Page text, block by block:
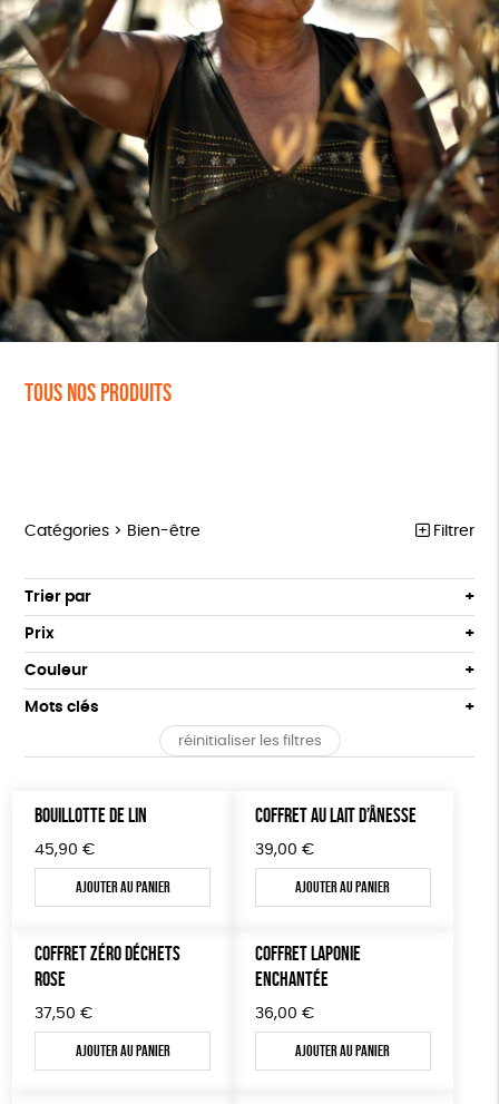
Tous nos produits
Catégories > Bien-être Filtrer
ÉQUITABLE
ÉPICERIE
MAISON
ACCESSOIRES
BIEN-ÊTRE
TOUT
Trier par
Par défaut
Popularité
Prix : du - cher au + cher
Prix : du + cher au - cher
Prix
Tous
0 € - 50 €
Couleur
Blanc Pur
vert
vert amande violet
Mots clés
Fabriqué en Espagne
Fabrication artisanale
réinitialiser les filtres
BOUILLOTTE DE LIN
45,90 €
Ajouter au panier
COFFRET AU LAIT D’ÂNESSE
39,00 €
Ajouter au panier
COFFRET ZÉRO DÉCHETS
ROSE
37,50 €
Ajouter au panier
COFFRET LAPONIE
ENCHANTÉE
36,00 €
Ajouter au panier